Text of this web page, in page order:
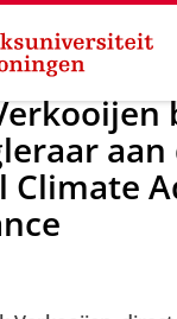
Fryslân
aan
Climate